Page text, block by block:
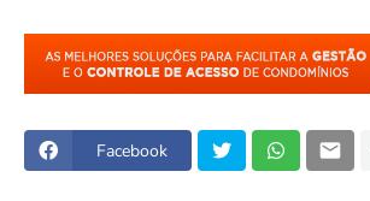
Facebook